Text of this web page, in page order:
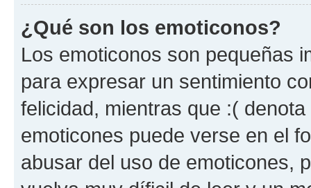
¿Qué son los emoticonos?
Los emoticonos son pequeñas
para expresar un sentimiento
felicidad, mientras que :(
emoticones puede verse en el
abusar del uso de emoticones,